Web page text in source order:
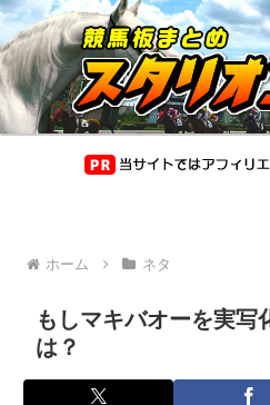
ホーム ネタ
もしマキバオーを実写
は？